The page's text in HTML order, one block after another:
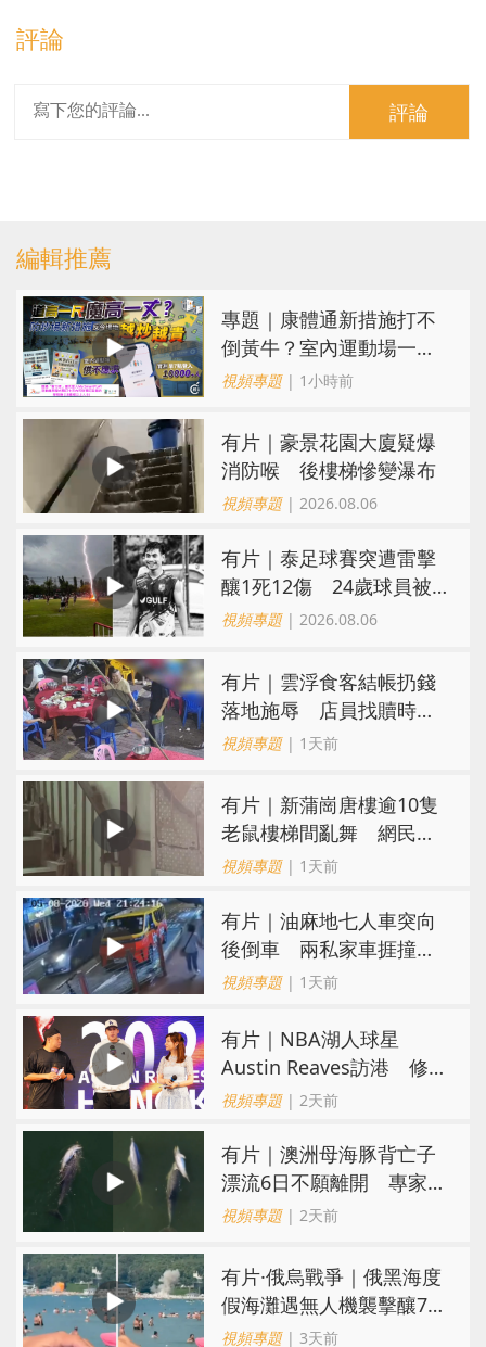
評論
評論
編輯推薦
專題｜康體通新措施打不
倒黃牛？室內運動場一場
難求越炒越貴
視頻專題| 1小時前
有片｜豪景花園大廈疑爆
消防喉 後樓梯慘變瀑布
視頻專題| 2026.08.06
有片｜泰足球賽突遭雷擊
釀1死12傷 24歲球員被
閃電劈中亡
視頻專題| 2026.08.06
​有片｜雲浮食客結帳扔錢
落地施辱 店員找贖時還
施彼身獲老闆肯定
視頻專題| 1天前
有片｜新蒲崗唐樓逾10隻
老鼠樓梯間亂舞 網民嚇
親：每次經過都要好大勇
視頻專題| 1天前
有片｜油麻地七人車突向
後倒車 兩私家車捱撞
司機不顧而去
視頻專題| 1天前
有片｜NBA湖人球星
Austin Reaves訪港 修
頓與青少年交流球技
視頻專題| 2天前
有片｜澳洲母海豚背亡子
漂流6日不願離開 專家：
極度悲傷下的哀悼行為
視頻專題| 2天前
​有片·俄烏戰爭｜俄黑海度
假海灘遇無人機襲擊釀7死
40傷 俄烏各執一詞
視頻專題| 3天前